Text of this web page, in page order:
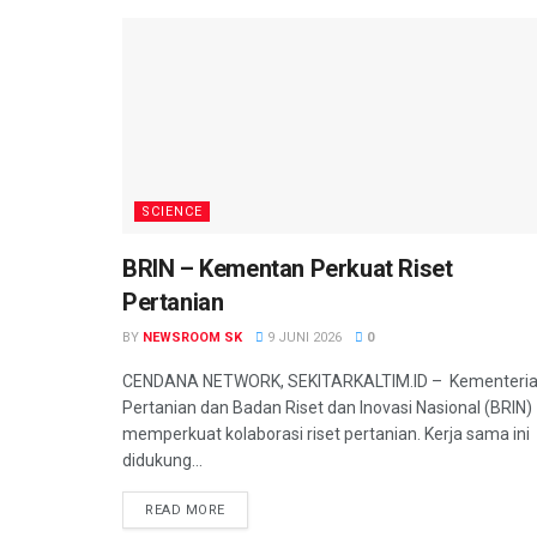
SCIENCE
BRIN – Kementan Perkuat Riset
Pertanian
BY NEWSROOM SK 9 JUNI 2026 0
CENDANA NETWORK, SEKITARKALTIM.ID –
Pertanian dan Badan Riset dan Inovasi Nasional (BRIN)
memperkuat kolaborasi riset pertanian. Kerja sama ini
didukung...
READ MORE